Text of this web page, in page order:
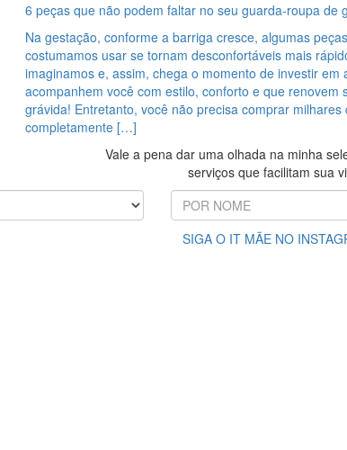
6 peças que não podem faltar no seu guarda-roupa de
Na gestação, conforme a barriga cresce, algumas
costumamos usar se tornam desconfortáveis mais
imaginamos e, assim, chega o momento de investir em
acompanhem você com estilo, conforto e que renovem
grávida! Entretanto, você não precisa comprar
completamente […]
Vale a pena dar uma olhada na minha
serviços que facilitam sua
SIGA O IT MÃE NO